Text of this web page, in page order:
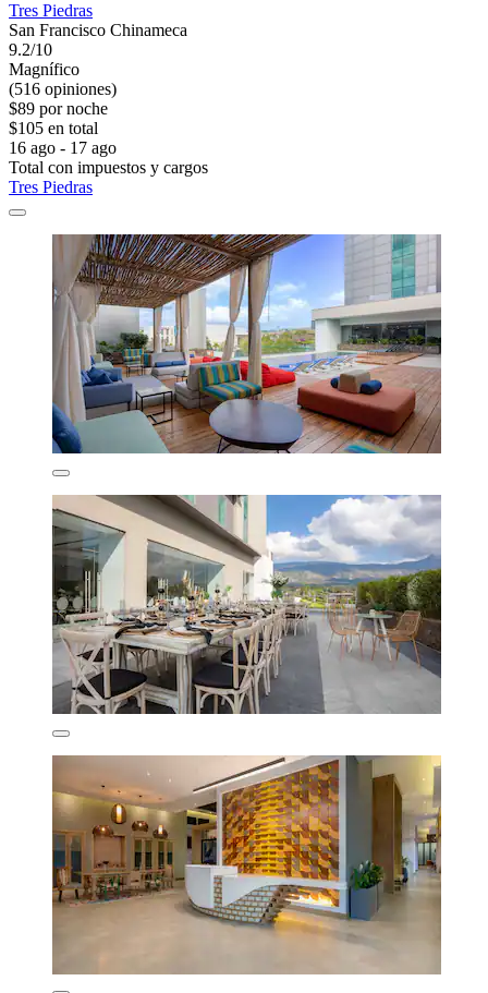
Tres Piedras
San Francisco Chinameca
9.2/10
Magnífico
(516 opiniones)
$89 por noche
$105 en total
16 ago - 17 ago
Total con impuestos y cargos
Tres Piedras